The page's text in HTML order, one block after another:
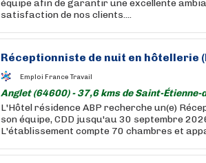
équipe afin de garantir une excellente
satisfaction de nos clients....
Réceptionniste de nuit en hôtellerie
Emploi France Travail
Anglet (64600) - 37,6 kms de Saint-
L'Hôtel résidence ABP recherche un(e)
son équipe, CDD jusqu'au 30 septembre
L'établissement compte 70 chambres et